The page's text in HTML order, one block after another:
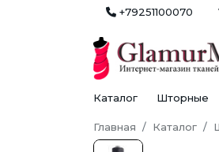
+79251100070
Каталог Шторные
Главная Каталог